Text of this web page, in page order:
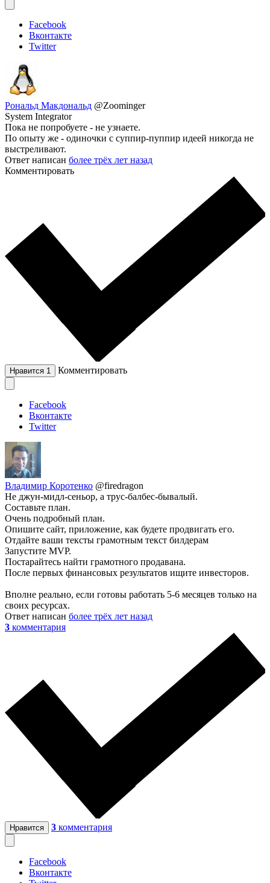
Facebook
Вконтакте
Twitter
Рональд Макдональд @Zoominger
System Integrator
Пока не попробуете - не узнаете.
По опыту же - одиночки с суппир-пуппир идеей никогда не
выстреливают.
Ответ написан более трёх лет назад
Комментировать
Нравится 1 Комментировать
Facebook
Вконтакте
Twitter
Владимир Коротенко @firedragon
Не джун-мидл-сеньор, а трус-балбес-бывалый.
Составьте план.
Очень подробный план.
Опишите сайт, приложение, как будете продвигать его.
Отдайте ваши тексты грамотным текст билдерам
Запустите MVP.
Постарайтесь найти грамотного продавана.
После первых финансовых результатов ищите инвесторов.
Вполне реально, если готовы работать 5-6 месяцев только на
своих ресурсах.
Ответ написан более трёх лет назад
3 комментария
Нравится 3 комментария
Facebook
Вконтакте